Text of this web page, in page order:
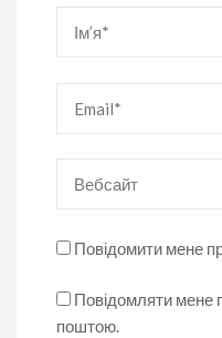
Повідомити мене
Повідомляти мене
поштою.